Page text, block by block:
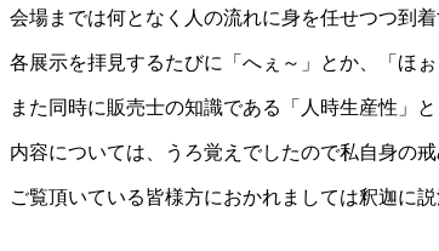
会場までは何となく人の流れに身を任せつつ到着
各展示を拝見するたびに「へぇ～」とか、「ほ
また同時に販売士の知識である「人時生産性」
内容については、うろ覚えでしたので私自身の
ご覧頂いている皆様方におかれましては釈迦に